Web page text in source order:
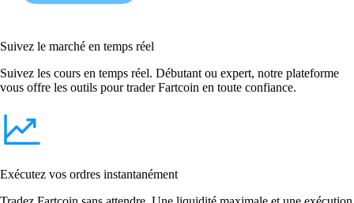
Suivez le marché en temps réel
Suivez les cours en temps réel. Débutant ou expert, notre plateforme
vous offre les outils pour trader Fartcoin en toute confiance.
Exécutez vos ordres instantanément